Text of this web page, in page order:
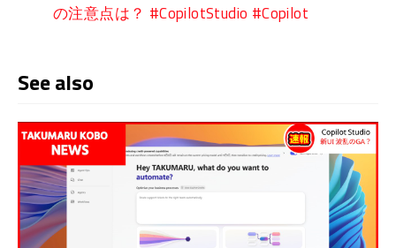
の注意点は？ #CopilotStudio #Copilot
See also